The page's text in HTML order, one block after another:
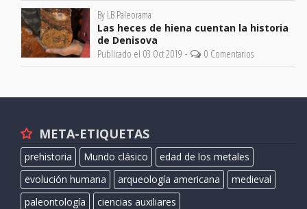
By LB Paleorama
Las heces de hiena cuentan la historia
de Denisova
Publicado el 03 Oct 2019 - 0 Comentarios
META-ETIQUETAS
prehistoria Mundo clásico
edad de los metales
evolución humana
arqueología americana
medieval
paleontología
ciencias auxiliares